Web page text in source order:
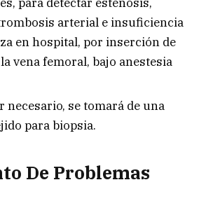
arterial e insuficiencia
en hospital, por inserción de
vena femoral, bajo anestesia
necesario, se tomará de una
para biopsia.
De Problemas